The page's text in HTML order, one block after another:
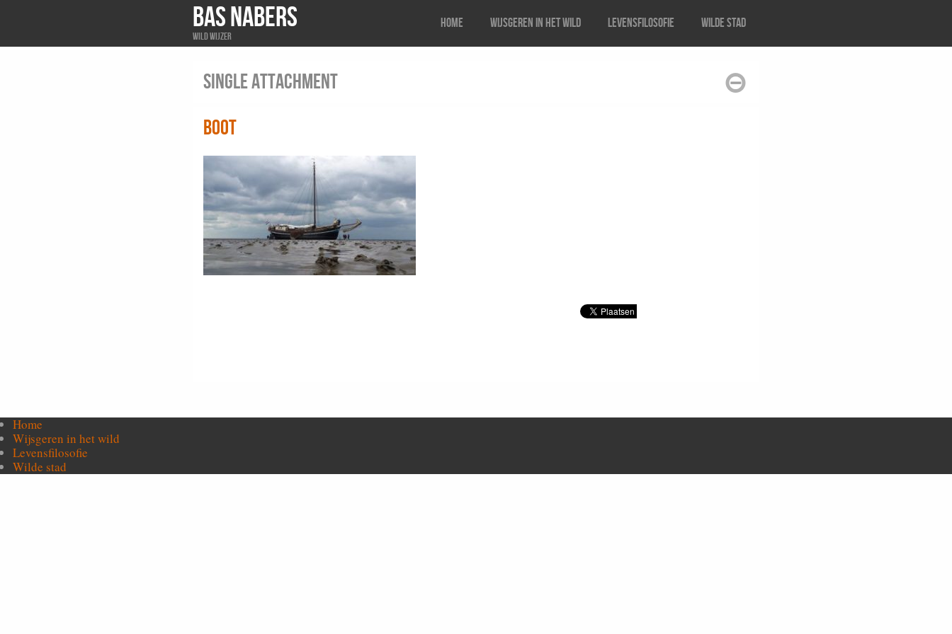
BAS NABERS
Wild wijzer
Home Wijsgeren in het wild Levensfilosofie Wilde stad
Single attachment
boot
Home
Wijsgeren in het wild
Levensfilosofie
Wilde stad